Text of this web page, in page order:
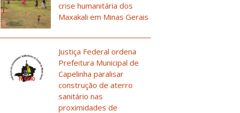
crise humanitária dos
Maxakali em Minas Gerais
Justiça Federal ordena
Prefeitura Municipal de
Capelinha paralisar
construção de aterro
sanitário nas
proximidades de